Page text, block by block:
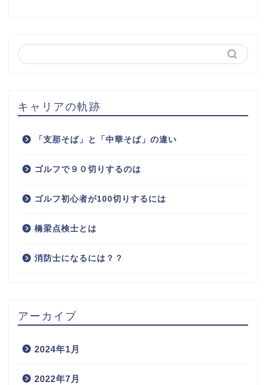
キャリアの軌跡
「支那そば」と「中華そば」の違い
ゴルフで９０切りするのは
ゴルフ初心者が100切りするには
橋梁点検士とは
消防士になるには？？
アーカイブ
2024年1月
2022年7月